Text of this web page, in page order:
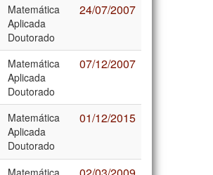
Matemática
Aplicada
Doutorado
24/07/2007
Matemática
Aplicada
Doutorado
07/12/2007
Matemática
Aplicada
Doutorado
01/12/2015
Matemática